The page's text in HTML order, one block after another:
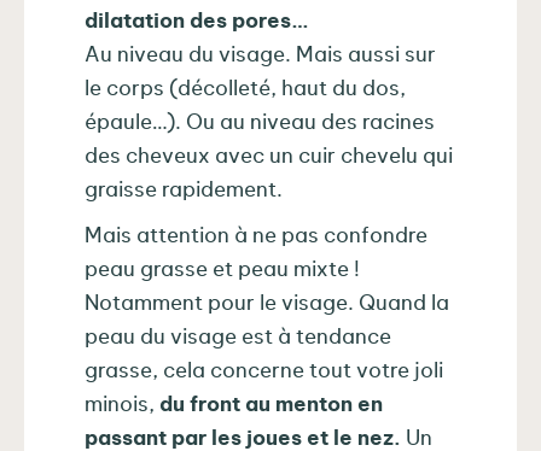
dilatation des pores…
Au niveau du visage. Mais aussi sur
le corps (décolleté, haut du dos,
épaule…). Ou au niveau des racines
des cheveux avec un cuir chevelu qui
graisse rapidement.
Mais attention à ne pas confondre
peau grasse et peau mixte !
Notamment pour le visage. Quand la
peau du visage est à tendance
grasse, cela concerne tout votre joli
minois, du front au menton en
passant par les joues et le nez. Un